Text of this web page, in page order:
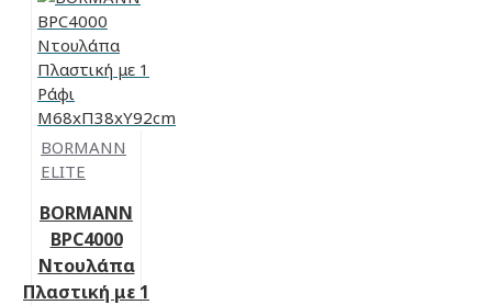
BORMANN
ELITE
BORMANN
BPC4000
Ντουλάπα
Πλαστική με 1